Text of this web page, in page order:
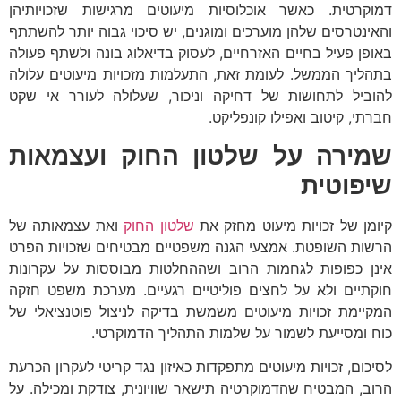
דמוקרטית. כאשר אוכלוסיות מיעוטים מרגישות שזכויותיהן
והאינטרסים שלהן מוערכים ומוגנים, יש סיכוי גבוה יותר להשתתף
באופן פעיל בחיים האזרחיים, לעסוק בדיאלוג בונה ולשתף פעולה
בתהליך הממשל. לעומת זאת, התעלמות מזכויות מיעוטים עלולה
להוביל לתחושות של דחיקה וניכור, שעלולה לעורר אי שקט
חברתי, קיטוב ואפילו קונפליקט.
שמירה על שלטון החוק ועצמאות
שיפוטית
קיומן של זכויות מיעוט מחזק את שלטון החוק ואת עצמאותה של
הרשות השופטת. אמצעי הגנה משפטיים מבטיחים שזכויות הפרט
אינן כפופות לגחמות הרוב ושההחלטות מבוססות על עקרונות
חוקתיים ולא על לחצים פוליטיים רגעיים. מערכת משפט חזקה
המקיימת זכויות מיעוטים משמשת בדיקה לניצול פוטנציאלי של
כוח ומסייעת לשמור על שלמות התהליך הדמוקרטי.
לסיכום, זכויות מיעוטים מתפקדות כאיזון נגד קריטי לעקרון הכרעת
הרוב, המבטיח שהדמוקרטיה תישאר שוויונית, צודקת ומכילה. על